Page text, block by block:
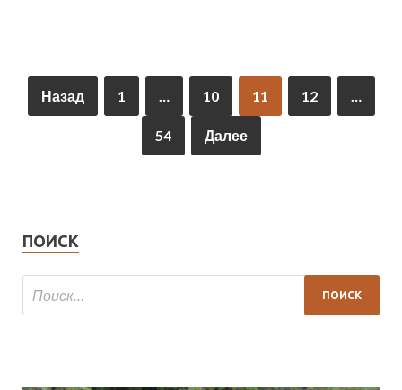
Назад 1 … 10 11 12 …
54 Далее
ПОИСК